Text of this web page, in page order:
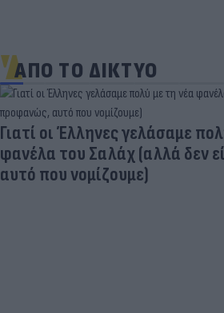
ΑΠΟ ΤΟ ΔΙΚΤΥΟ
Γιατί οι Έλληνες γελάσαμε
φανέλα του Σαλάχ (αλλά δεν
αυτό που νομίζουμε)